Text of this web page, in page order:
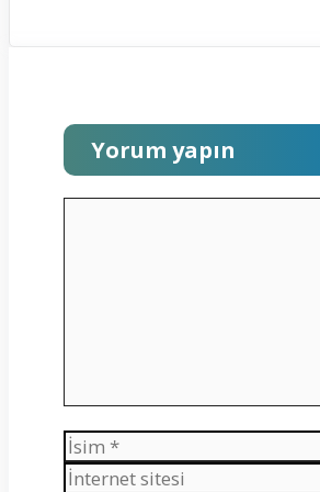
Yorum yapın
İsim